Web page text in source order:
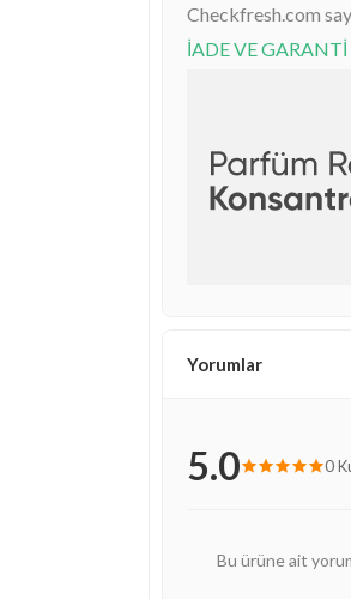
Checkfresh.com
İADE VE
Yorumlar
5.0 0
Bu ürüne ait